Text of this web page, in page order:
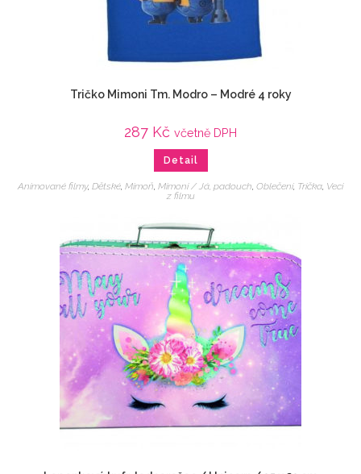
Tričko Mimoni Tm. Modro – Modré 4 roky
287 Kč včetně DPH
Detail
Animované filmy, Dětské Mimoň Mimoni / Já, padouch Oblečení, Trička Veci
z filmu